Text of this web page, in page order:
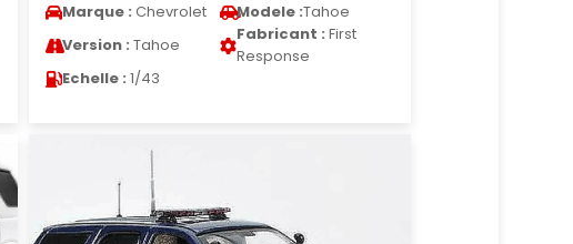
Marque : Chevrolet Modele :Tahoe
Version : Tahoe
Fabricant : First
Response
Echelle : 1/43